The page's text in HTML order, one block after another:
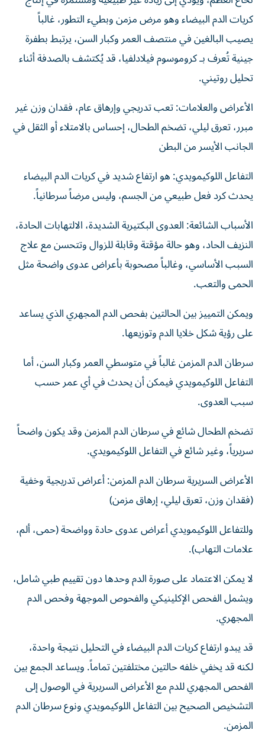
كريات الدم البيضاء وهو مرض مزمن وبطيء التطور، غالباً
يصيب البالغين في منتصف العمر وكبار السن، يرتبط بطفرة
جينية تُعرف بـ كروموسوم فيلادلفيا، قد يُكتشف بالصدفة أثناء
تحليل روتيني.
الأعراض والعلامات: تعب تدريجي وإرهاق عام، فقدان وزن غير
مبرر، تعرق ليلي، تضخم الطحال، إحساس بالامتلاء أو الثقل في
الجانب الأيسر من البطن
التفاعل اللوكيمويدي: هو ارتفاع شديد في كريات الدم البيضاء
يحدث كرد فعل طبيعي من الجسم، وليس مرضاً سرطانياً.
الأسباب الشائعة: العدوى البكتيرية الشديدة، الالتهابات الحادة،
النزيف الحاد، وهو حالة مؤقتة وقابلة للزوال وتتحسن مع علاج
السبب الأساسي، وغالباً مصحوبة بأعراض عدوى واضحة مثل
الحمى والتعب.
ويمكن التمييز بين الحالتين بفحص الدم المجهري الذي يساعد
على رؤية شكل خلايا الدم وتوزيعها.
سرطان الدم المزمن غالباً في متوسطي العمر وكبار السن، أما
التفاعل اللوكيمويدي فيمكن أن يحدث في أي عمر حسب
سبب العدوى.
تضخم الطحال شائع في سرطان الدم المزمن وقد يكون واضحاً
سريرياً، وغير شائع في التفاعل اللوكيمويدي.
الأعراض السريرية سرطان الدم المزمن: أعراض تدريجية وخفية
(فقدان وزن، تعرق ليلي، إرهاق مزمن)
وللتفاعل اللوكيمويدي أعراض عدوى حادة وواضحة (حمى، ألم،
علامات التهاب).
لا يمكن الاعتماد على صورة الدم وحدها دون تقييم طبي شامل،
ويشمل الفحص الإكلينيكي والفحوص الموجهة وفحص الدم
المجهري.
قد يبدو ارتفاع كريات الدم البيضاء في التحليل نتيجة واحدة،
لكنه قد يخفي خلفه حالتين مختلفتين تماماً. ويساعد الجمع بين
الفحص المجهري للدم مع الأعراض السريرية في الوصول إلى
التشخيص الصحيح بين التفاعل اللوكيمويدي ونوع سرطان الدم
المزمن.